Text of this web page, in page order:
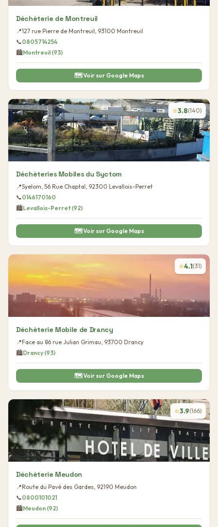
Déchèterie de Montreuil
📍127 rue Pierre de Montreuil, 93100 Montreuil
📞0805714254
🏙️Montreuil (93)
🗺️ Voir sur Google Maps
⭐3.8(140)
Déchèteries Mobiles du Syctom
📍Syelom, 56 Rue Chaptal, 92300 Levallois-Perret
📞0146170160
🏙️Levallois-Perret (92)
🗺️ Voir sur Google Maps
⭐4.1(31)
Déchèterie Mobile de Drancy
📍Face au 86 rue Julian Grimau, 93700 Drancy
🏙️Drancy (93)
🗺️ Voir sur Google Maps
⭐3.9(166)
Déchèterie Meudon
📍Route du Pavé des Gardes, 92190 Meudon
📞0800101021
🏙️Meudon (92)